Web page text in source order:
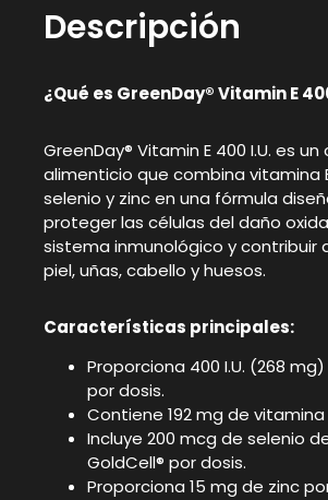
Descripción
¿Qué es GreenDay® Vitamin E
GreenDay® Vitamin E 400 I.U. es
alimenticio que combina vitamina
selenio y zinc en una fórmula
proteger las células del daño
sistema inmunológico y contribuir
piel, uñas, cabello y huesos.
Características principales:
Proporciona 400 I.U. (268
por dosis.
Contiene 192 mg de vitamina
Incluye 200 mcg de selenio
GoldCell® por dosis.
Proporciona 15 mg de zinc